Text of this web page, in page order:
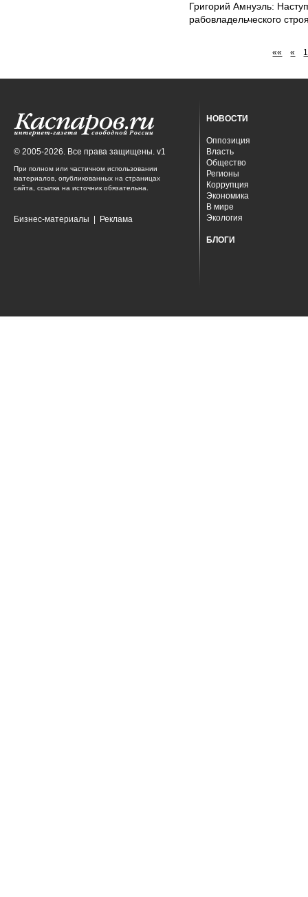
Григорий Амнуэль:
рабовладельческого
«« « 1
© 2005-2026. Все права защищены. v1
При полном или частичном использовании
материалов, опубликованных на страницах
сайта, ссылка на источник обязательна.
Бизнес-материалы Реклама
НОВОСТИ
Оппозиция
Власть
Общество
Регионы
Коррупция
Экономика
В мире
Экология
БЛОГИ